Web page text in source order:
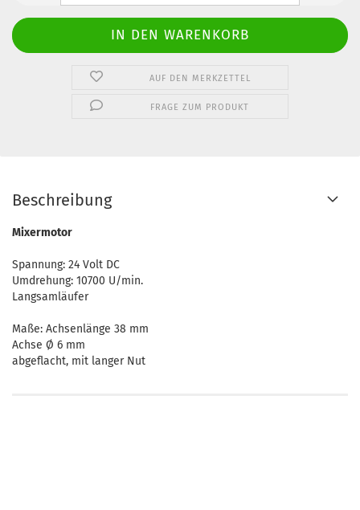
AUF DEN MERKZETTEL
FRAGE ZUM PRODUKT
Beschreibung
Mixermotor
Spannung: 24 Volt DC
Umdrehung: 10700 U/min.
Langsamläufer
Maße: Achsenlänge 38 mm
Achse Ø 6 mm
abgeflacht, mit langer Nut